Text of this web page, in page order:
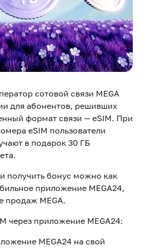
Соц.сети
номера Доставка SIM
офисов и
MegaPay MegaKassa
сотовой связи MEGA
для абонентов, решивших
формат связи — eSIM. При
eSIM пользователи
в подарок 30 ГБ
получить бонус можно как
приложение MEGA24,
продаж MEGA.
через приложение MEGA24:
MEGA24 на свой